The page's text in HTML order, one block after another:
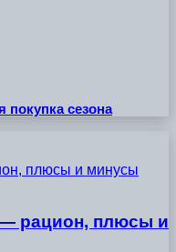
сезона
плюсы и минусы
— рацион, плюсы и